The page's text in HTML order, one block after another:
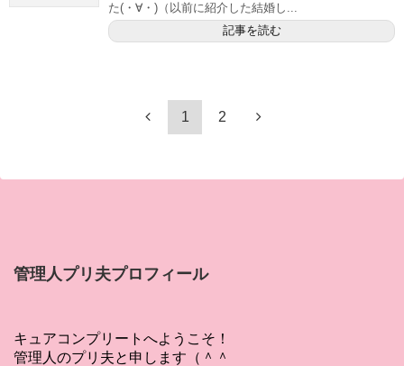
た(・∀・)（以前に紹介した結婚し...
記事を読む
1 2
管理人プリ夫プロフィール
キュアコンプリートへようこそ！
管理人のプリ夫と申します（＾＾